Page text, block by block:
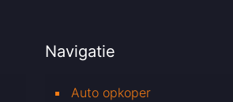
Navigatie
Auto opkoper